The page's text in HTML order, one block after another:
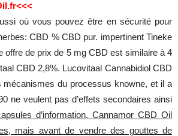
où vous pouvez être en sécurité pour
CBD % CBD pur. impertinent Tineke
offre de prix de 5 mg CBD est similaire à 4
CBD 2,8%. Lucovitaal Cannabidiol CBD
mécanismes du processus knowne, et il a
ne veulent pas d’effets secondaires ainsi
d’information, Cannamor CBD Oil
mais avant de vendre des gouttes de